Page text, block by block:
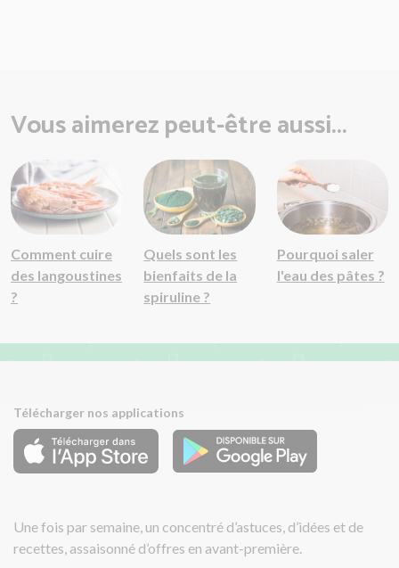
Vous aimerez peut-être aussi...
Comment cuire
des langoustines
?
Quels sont les
bienfaits de la
spiruline ?
Pourquoi saler
l'eau des pâtes ?
Télécharger nos applications
Une fois par semaine, un concentré d’astuces, d’idées et de
recettes, assaisonné d’offres en avant-première.